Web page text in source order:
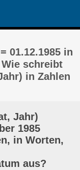
01.12.1985 in
schreibt
in Zahlen
Jahr)
1985
in Worten,
aus?